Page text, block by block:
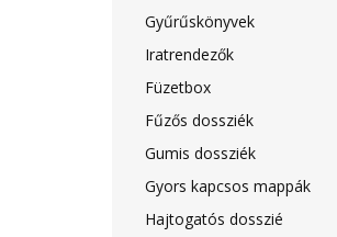
Gyűrűskönyvek
Iratrendezők
Füzetbox
Fűzős dossziék
Gumis dossziék
Gyors kapcsos mappák
Hajtogatós dosszié